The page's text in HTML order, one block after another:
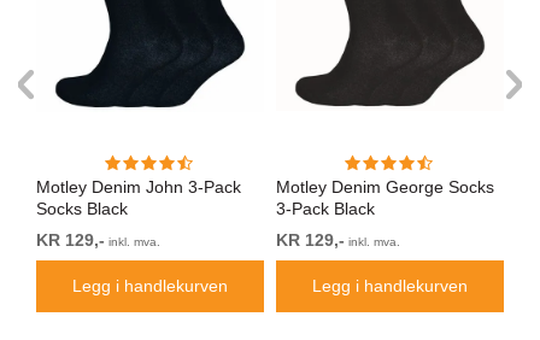
Motley Denim John 3-Pack
Socks Black
KR 129,- inkl. mva.
Legg i handlekurven
Motley Denim George Socks
3-Pack Black
KR 129,- inkl. mva.
Legg i handlekurven